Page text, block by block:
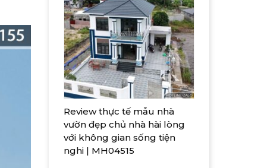
Review thực tế mẫu nhà
vườn đẹp chủ nhà hài lòng
với không gian sống tiện
nghi | MH04515